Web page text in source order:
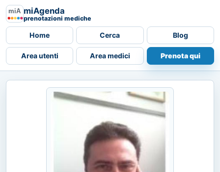
miAgenda
prenotazioni mediche
Home Cerca Blog
Area utenti Area medici Prenota qui